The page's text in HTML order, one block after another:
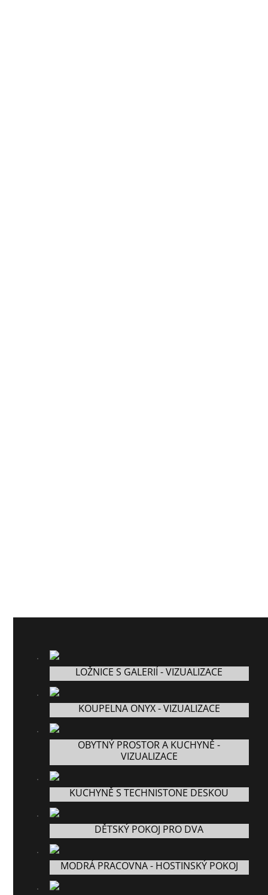
LOŽNICE S GALERIÍ - VIZUALIZACE
KOUPELNA ONYX - VIZUALIZACE
OBYTNÝ PROSTOR A KUCHYNĚ -
VIZUALIZACE
KUCHYNĚ S TECHNISTONE DESKOU
DĚTSKÝ POKOJ PRO DVA
MODRÁ PRACOVNA - HOSTINSKÝ POKOJ